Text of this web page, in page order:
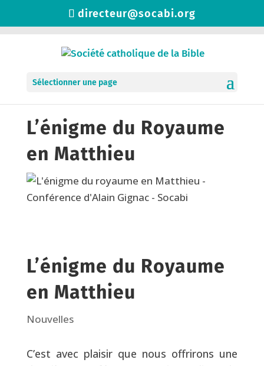
directeur@socabi.org
Sélectionner une page
L’énigme du Royaume
en Matthieu
L’énigme du Royaume
en Matthieu
Nouvelles
C’est avec plaisir que nous offrirons une